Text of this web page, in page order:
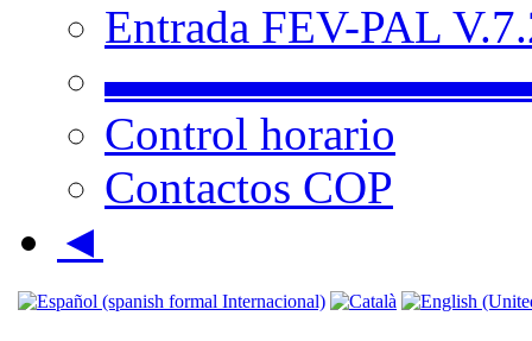
Entrada FEV-PAL
Control horario
Contactos COP
◄